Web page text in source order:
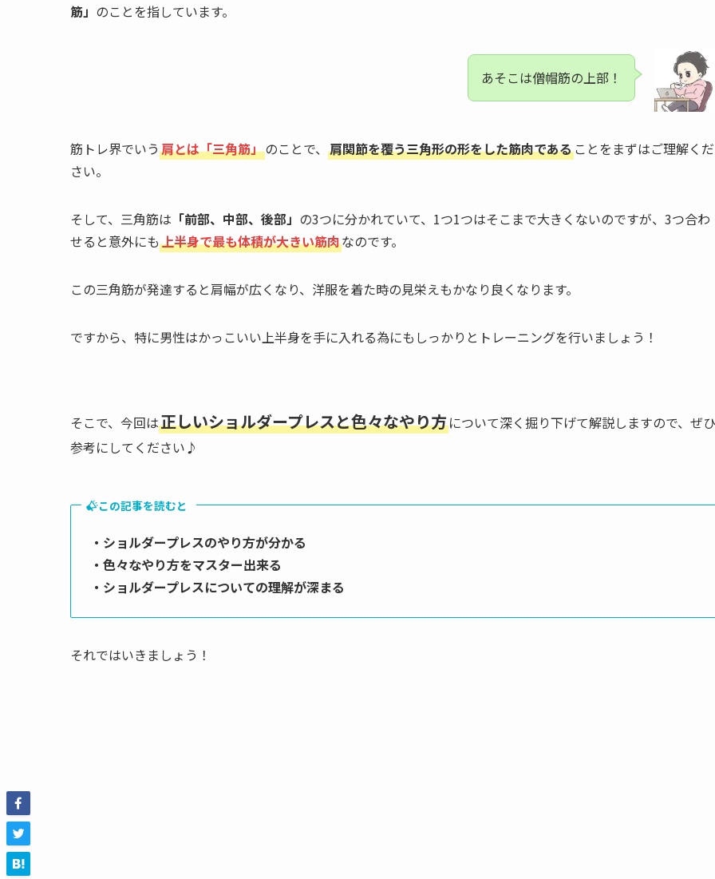
筋」 のことを指しています。
あそこは僧帽筋の上部！
筋トレ界でいう 肩とは「三角筋」のことで、 肩関節を覆う三角形の形をした筋肉である ことをまずはご理解くだ
さい。
そして、三角筋は 「前部、中部、後部」 の3つに分かれていて、1つ1つはそこまで大きくないのですが、3つ合わ
せると意外にも上半身で最も体積が大きい筋肉なのです。
この三角筋が発達すると肩幅が広くなり、洋服を着た時の見栄えもかなり良くなります。
ですから、特に男性はかっこいい上半身を手に入れる為にもしっかりとトレーニングを行いましょう！
そこで、今回は正しいショルダープレスと色々なやり方について深く掘り下げて解説しますので、ぜひ
参考にしてください♪
この記事を読むと
・ショルダープレスのやり方が分かる
・色々なやり方をマスター出来る
・ショルダープレスについての理解が深まる
それではいきましょう！